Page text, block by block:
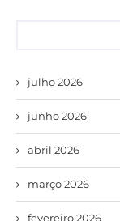
julho 2026
junho 2026
abril 2026
março 2026
fevereiro 2026